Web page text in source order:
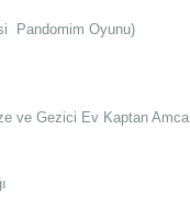
Pandomim Oyunu)
ve Gezici Ev Kaptan Amca